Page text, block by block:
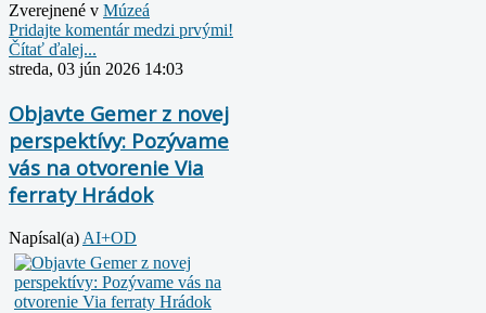
Zverejnené v Múzeá
Pridajte komentár medzi prvými!
Čítať ďalej...
streda, 03 jún 2026 14:03
Objavte Gemer z novej
perspektívy: Pozývame
vás na otvorenie Via
ferraty Hrádok
Napísal(a) AI+OD